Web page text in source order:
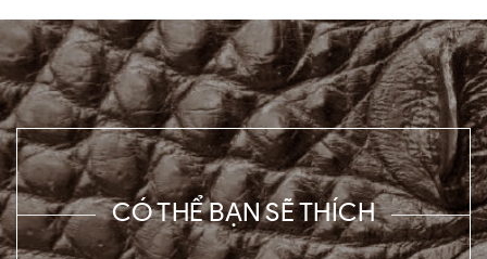
CÓ THỂ BẠN SẼ THÍCH